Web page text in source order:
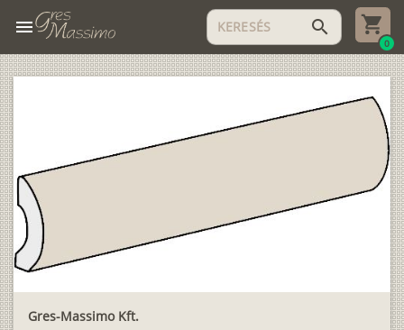
menu search
0
Gres-Massimo Kft.